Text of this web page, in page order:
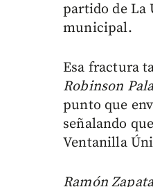
partido de La
municipal.
Esa fractura
Robinson
punto que
señalando
Ventanilla
Ramón Zapata